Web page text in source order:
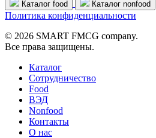
Каталог food Каталог nonfood
Политика конфиденциальности
© 2026 SMART FMCG company.
Все права защищены.
Каталог
Cотрудничество
Food
ВЭД
Nonfood
Контакты
О нас